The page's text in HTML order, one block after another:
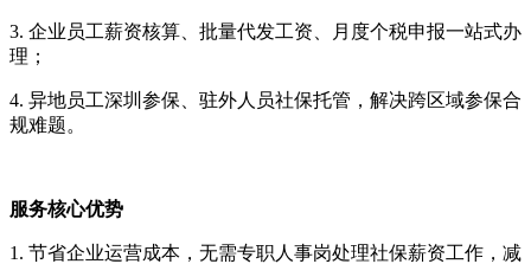
3. 企业员工薪资核算、批量代发工资、月度个税申报一站式办
理；
4. 异地员工深圳参保、驻外人员社保托管，解决跨区域参保合
规难题。
服务核心优势
1. 节省企业运营成本，无需专职人事岗处理社保薪资工作，减